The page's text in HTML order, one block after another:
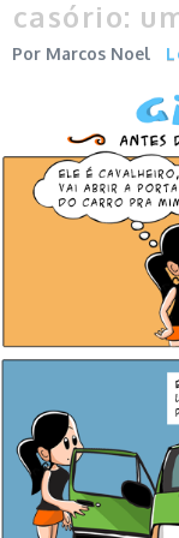
casório:
Marcos Noel